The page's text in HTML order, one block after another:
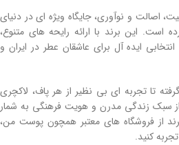
اصالت و نوآوری، جایگاه ویژه‌ ای در دنیای
است. این برند با ارائه رایحه‌ های متنوع،
انتخابی ایده‌ آل برای عاشقان عطر در ایران و
تا تجربه‌ ای بی‌ نظیر از هر پاف، لاکچری
از سبک زندگی مدرن و هویت فرهنگی به شمار
از فروشگاه‌ های معتبر همچون پوست من،
کنید.